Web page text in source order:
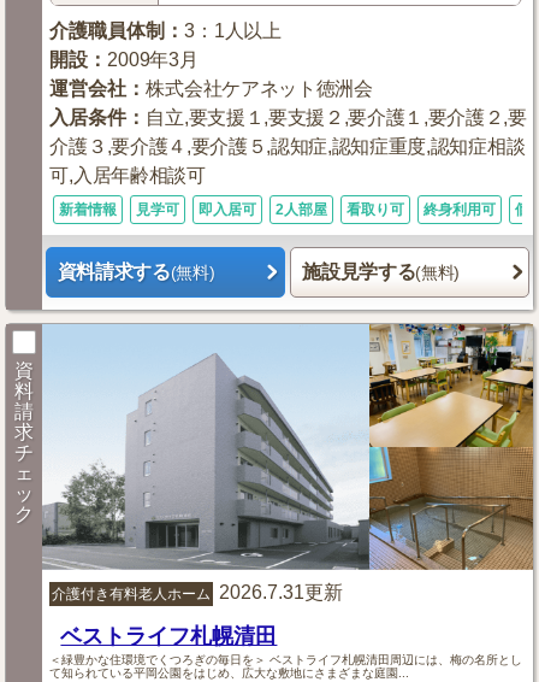
介護職員体制 ：3：1人以上
開設 ： 2009年3月
運営会社 ：株式会社ケアネット徳洲会
入居条件： 自立,要支援１,要支援２,要介護１,要介護２,要
介護３,要介護４,要介護５,認知症,認知症重度,認知症相談
可,入居年齢相談可
新着情報 見学可 即入居可 2人部屋 看取り可 終身利用可 個
資料請求する(無料) 施設見学する(無料)
資
料
請
求
チ
ェ
ッ
ク
介護付き有料老人ホーム 2026.7.31更新
ベストライフ札幌清田
＜緑豊かな住環境でくつろぎの毎日を＞ ベストライフ札幌清田周辺には、梅の名所とし
て知られている平岡公園をはじめ、広大な敷地にさまざまな庭園...